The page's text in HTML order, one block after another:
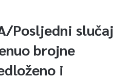
Posljedni slučaj
brojne
i